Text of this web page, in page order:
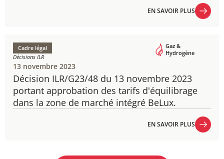
EN SAVOIR PLUS
Décision ILR/G23/48 du 13 novembre 2023
portant approbation des tarifs d'équilibrage
dans la zone de marché intégré BeLux.
Cadre légal
Décisions ILR
Gaz &
Hydrogène
13 novembre 2023
EN SAVOIR PLUS